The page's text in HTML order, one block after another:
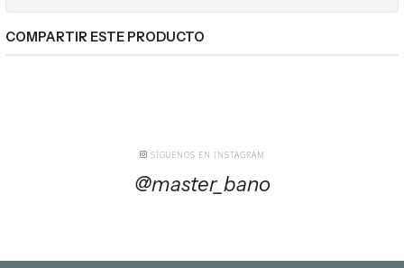
COMPARTIR ESTE PRODUCTO
SÍGUENOS EN INSTAGRAM
@master_bano